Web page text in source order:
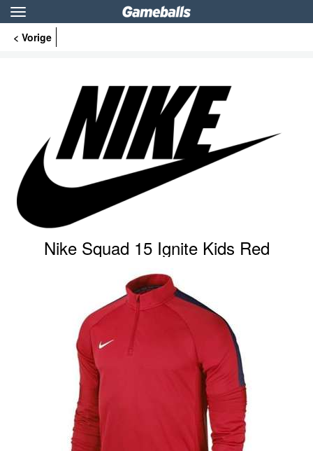
Toggle
navigation
< Vorige
Nike Squad 15 Ignite Kids Red